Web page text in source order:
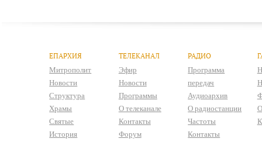
ЕПАРХИЯ
Митрополит
Новости
Структура
Храмы
Святые
История
ТЕЛЕКАНАЛ
Эфир
Новости
Программы
О телеканале
Контакты
Форум
РАДИО
Программа
передач
Аудиоархив
О радиостанции
Частоты
Контакты